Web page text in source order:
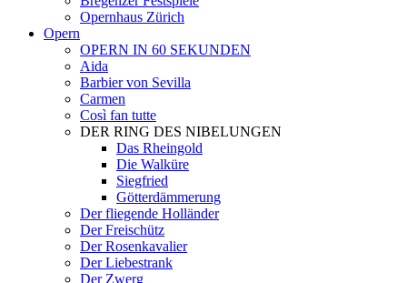
Opernhaus Zürich
Opern
OPERN IN 60 SEKUNDEN
Aida
Barbier von Sevilla
Carmen
Così fan tutte
DER RING DES NIBELUNGEN
Das Rheingold
Die Walküre
Siegfried
Götterdämmerung
Der fliegende Holländer
Der Freischütz
Der Rosenkavalier
Der Liebestrank
Der Zwerg